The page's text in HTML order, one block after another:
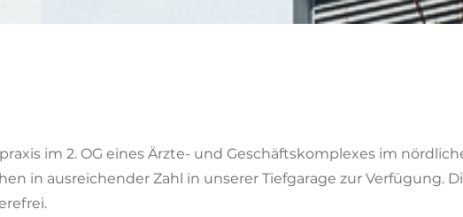
im 2. OG eines Ärzte- und Geschäftskomplexes im
in ausreichender Zahl in unserer Tiefgarage zur Verfügung.